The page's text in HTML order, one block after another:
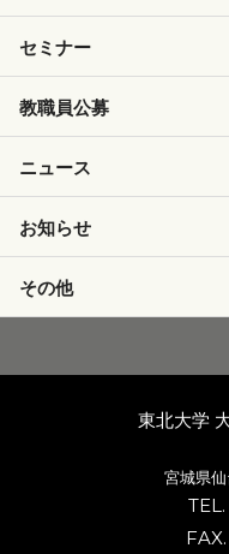
セミナー
教職員公募
ニュース
お知らせ
その他
東北大学
宮城県